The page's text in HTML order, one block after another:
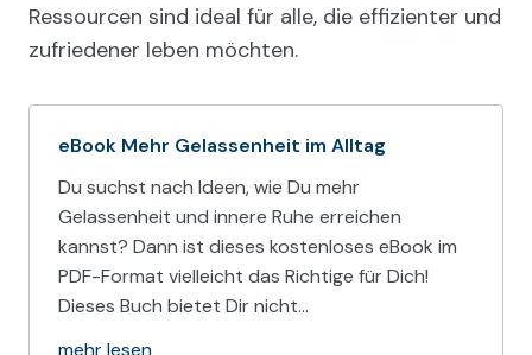
Ressourcen sind ideal für alle, die effizienter und
zufriedener leben möchten.
eBook Mehr Gelassenheit im Alltag
Du suchst nach Ideen, wie Du mehr
Gelassenheit und innere Ruhe erreichen
kannst? Dann ist dieses kostenloses eBook im
PDF-Format vielleicht das Richtige für Dich!
Dieses Buch bietet Dir nicht…
mehr lesen